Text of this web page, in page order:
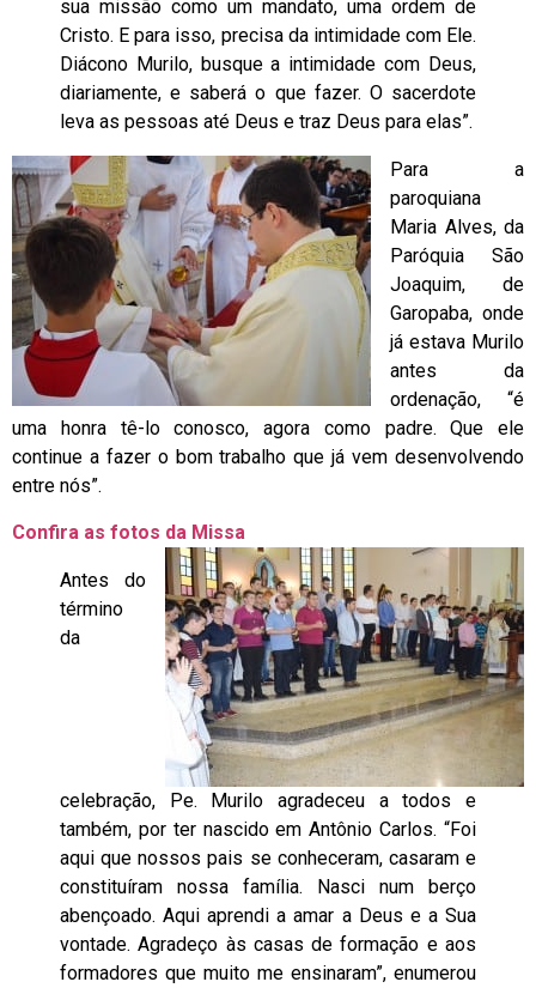
sua missão como um mandato, uma ordem de
Cristo. E para isso, precisa da intimidade com Ele.
Diácono Murilo, busque a intimidade com Deus,
diariamente, e saberá o que fazer. O sacerdote
leva as pessoas até Deus e traz Deus para elas”.
Para a
paroquiana
Maria Alves, da
Paróquia São
Joaquim, de
Garopaba, onde
já estava Murilo
antes da
ordenação, “é
uma honra tê-lo conosco, agora como padre. Que ele
continue a fazer o bom trabalho que já vem desenvolvendo
entre nós”.
Confira as fotos da Missa
Antes do
término
da
celebração, Pe. Murilo agradeceu a todos e
também, por ter nascido em Antônio Carlos. “Foi
aqui que nossos pais se conheceram, casaram e
constituíram nossa família. Nasci num berço
abençoado. Aqui aprendi a amar a Deus e a Sua
vontade. Agradeço às casas de formação e aos
formadores que muito me ensinaram”, enumerou